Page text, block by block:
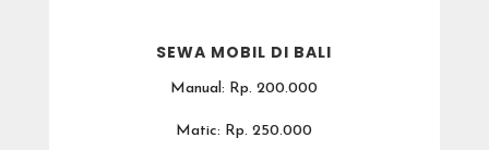
SEWA MOBIL DI BALI
Manual: Rp. 200.000
Matic: Rp. 250.000